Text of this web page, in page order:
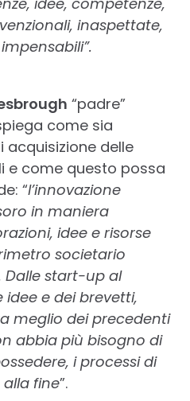
inaspettate,
“padre”
come sia
delle
e come questo possa
“l’innovazione
in maniera
idee e risorse
societario
Dalle start-up al
e dei brevetti,
meglio dei precedenti
abbia più bisogno di
i processi di
alla fine”.